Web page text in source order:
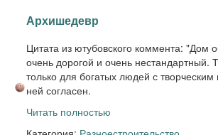
Архишедевр
Цитата из ютубовского коммента: "Дом
очень дорогой и очень нестандартный.
только для богатых людей с
ней согласен.
Читать полностью